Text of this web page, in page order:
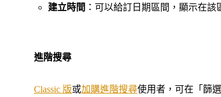
建立時間 ：可以給訂日期區間，顯示在該
進階搜尋
Classic 版或加購進階搜尋使用者，可在「篩